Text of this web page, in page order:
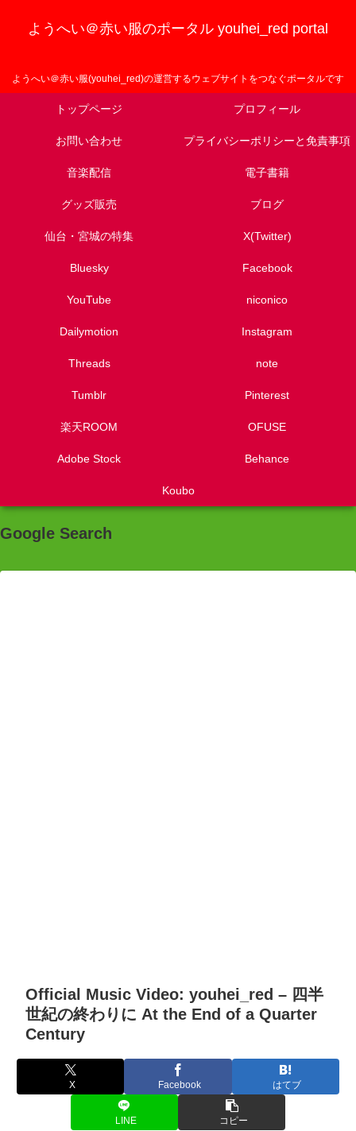
ようへい＠赤い服のポータル youhei_red portal
ようへい＠赤い服(youhei_red)の運営するウェブサイトをつなぐポータルです
トップページ プロフィール
お問い合わせ プライバシーポリシーと免責事項
音楽配信 電子書籍
グッズ販売 ブログ
仙台・宮城の特集 X(Twitter)
Bluesky Facebook
YouTube niconico
Dailymotion Instagram
Threads note
Tumblr Pinterest
楽天ROOM OFUSE
Adobe Stock Behance
Koubo
Google Search
Official Music Video: youhei_red – 四半
世紀の終わりに At the End of a Quarter
Century
X Facebook はてブ
LINE コピー